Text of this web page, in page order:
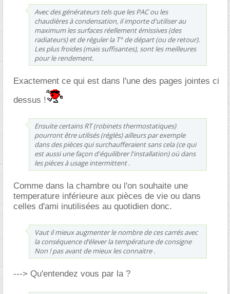
Avec des générateurs tels que les PAC ou les
chaudières à condensation, il importe d'utiliser au
maximum les surfaces réellement émissives (des
radiateurs) et de réguler la T° de départ (ou de retour).
Les plus froides (mais suffisantes), sont les meilleures
pour le rendement.
Exactement ce qui est dans l'une des pages jointes ci
dessus !
Ensuite certains RT (robinets thermostatiques)
pourront être utilisés (réglés) ailleurs par exemple
dans des pièces qui surchaufferaient sans cela (ce qui
est aussi une façon d'équilibrer l'installation) où dans
les pièces à usage intermittent .
Comme dans la chambre ou l'on souhaite une
temperature inférieure aux pièces de vie ou dans
celles d'ami inutilisées au quotidien donc.
Vaut il mieux augmenter le nombre de ces carrés avec
la conséquence d’élever la température de consigne
Non ! pas avant de mieux les connaitre .
---> Qu'entendez vous par la ?